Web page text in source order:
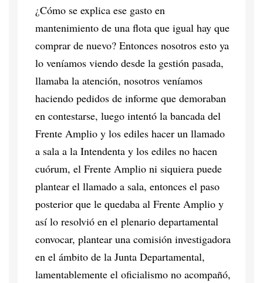
¿Cómo se explica ese gasto en
mantenimiento de una flota que igual hay que
comprar de nuevo? Entonces nosotros esto ya
lo veníamos viendo desde la gestión pasada,
llamaba la atención, nosotros veníamos
haciendo pedidos de informe que demoraban
en contestarse, luego intentó la bancada del
Frente Amplio y los ediles hacer un llamado
a sala a la Intendenta y los ediles no hacen
cuórum, el Frente Amplio ni siquiera puede
plantear el llamado a sala, entonces el paso
posterior que le quedaba al Frente Amplio y
así lo resolvió en el plenario departamental
convocar, plantear una comisión investigadora
en el ámbito de la Junta Departamental,
lamentablemente el oficialismo no acompañó,